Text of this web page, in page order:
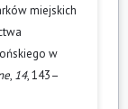
miejskich
w
, 14, 143–